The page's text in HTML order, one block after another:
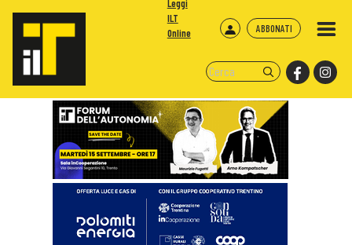
ABBONATI
Leggi
ILT
Online